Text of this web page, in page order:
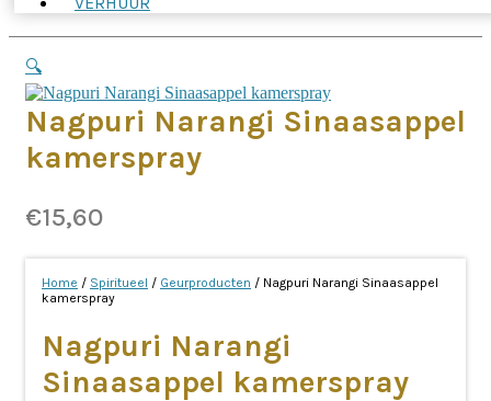
🔍
Nagpuri Narangi Sinaasappel
kamerspray
€15,60
Home / Spiritueel / Geurproducten / Nagpuri Narangi Sinaasappel
kamerspray
Nagpuri Narangi
Sinaasappel kamerspray